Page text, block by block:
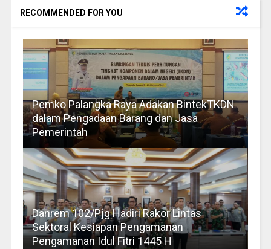
RECOMMENDED FOR YOU
Pemko Palangka Raya Adakan BintekTKDN
dalam Pengadaan Barang dan Jasa
Pemerintah
Danrem 102/Pjg Hadiri Rakor Lintas
Sektoral Kesiapan Pengamanan
Pengamanan Idul Fitri 1445 H